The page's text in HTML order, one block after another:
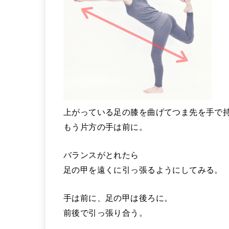
上がっている足の膝を曲げてつま先を手で
もう片方の手は前に。
バランスがとれたら
足の甲を遠くに引っ張るようにしてみる。
手は前に、足の甲は後ろに。
前後で引っ張り合う。